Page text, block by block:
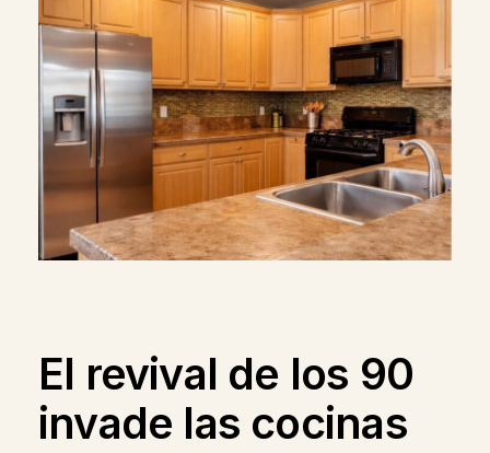
El revival de los 90
invade las cocinas